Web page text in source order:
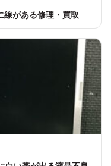
線がある修理・買取